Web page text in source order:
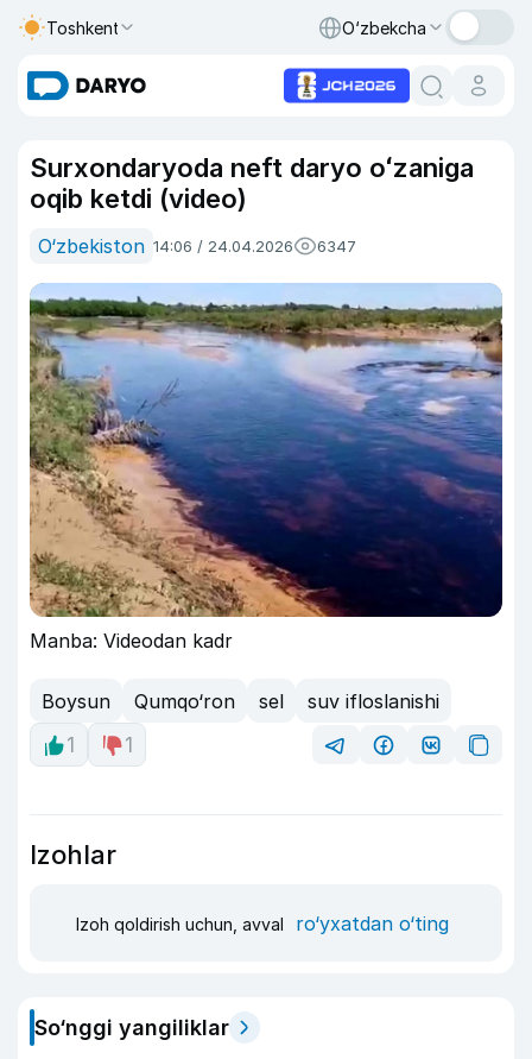
Toshkent O‘zbekcha
Surxondaryoda neft daryo oʻzaniga
oqib ketdi (video)
O‘zbekiston 14:06 / 24.04.2026 6347
Manba: Videodan kadr
Boysun Qumqo‘ron sel
suv ifloslanishi
1
1
Izohlar
Izoh qoldirish uchun, avval ro‘yxatdan o‘ting
So‘nggi yangiliklar